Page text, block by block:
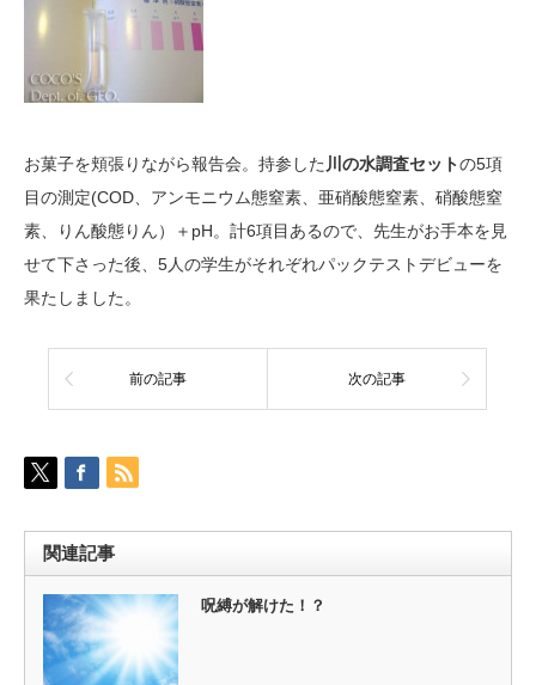
お菓子を頬張りながら報告会。持参した 川の水調査セットの5項
目の測定(COD、アンモニウム態窒素、亜硝酸態窒素、硝酸態窒
素、りん酸態りん）＋pH。計6項目あるので、先生がお手本を見
せて下さった後、5人の学生がそれぞれパックテストデビューを
果たしました。
前の記事 次の記事
関連記事
呪縛が解けた！？